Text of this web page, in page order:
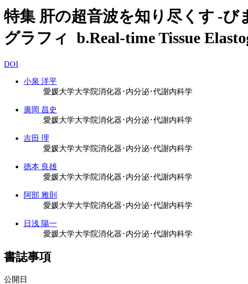
特集 肝の超音波を知り尽くす -び
グラフィ b.Real-time Tissue
DOI
小泉 洋平
愛媛大学大学院消化器･内分泌･代謝内科学
廣岡 昌史
愛媛大学大学院消化器･内分泌･代謝内科学
吉田 理
愛媛大学大学院消化器･内分泌･代謝内科学
徳本 良雄
愛媛大学大学院消化器･内分泌･代謝内科学
阿部 雅則
愛媛大学大学院消化器･内分泌･代謝内科学
日浅 陽一
愛媛大学大学院消化器･内分泌･代謝内科学
書誌事項
公開日